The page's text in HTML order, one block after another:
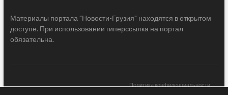
Материалы портала "Новости-Грузия" находятся в открытом
доступе. При использовании гиперссылка на портал
обязательна.
Политика конфиденциальности